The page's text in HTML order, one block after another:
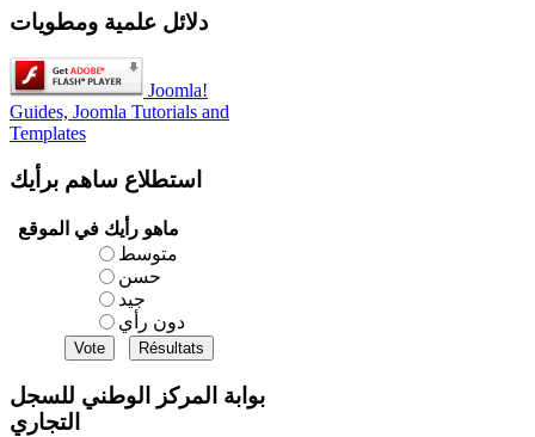
دلائل علمية ومطويات
Joomla!
Guides, Joomla Tutorials and
Templates
استطلاع ساهم برأيك
ماهو رأيك في الموقع
متوسط
حسن
جيد
دون رأي
بوابة المركز الوطني للسجل
التجاري